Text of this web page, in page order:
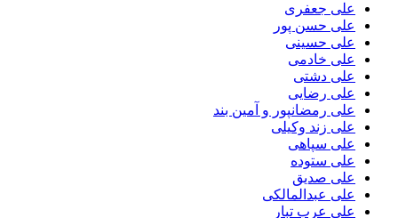
علی جعفری
علی حسن پور
علی حسینی
علی خادمی
علی دشتی
علی رضایی
علی رمضانپور و آمین بند
علی زند وکیلی
علی سپاهی
علی ستوده
علی صدیق
علی عبدالمالکی
علی عرب تبار